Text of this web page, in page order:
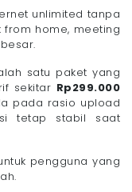
unlimited tanpa
from home, meeting
satu paket yang
sekitar Rp299.000
pada rasio upload
tetap stabil saat
pengguna yang